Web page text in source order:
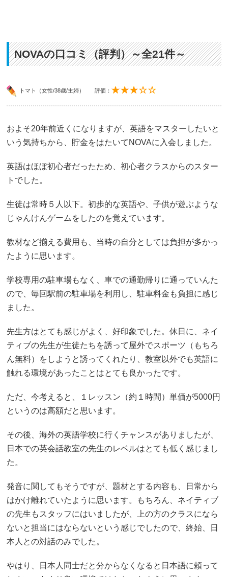
NOVAの口コミ（評判）～全21件～
トマト（女性/38歳/主婦） 評価：
およそ20年前近くになりますが、英語をマスターしたいと
いう気持ちから、貯金をはたいてNOVAに入会しました。
英語はほぼ初心者だったため、初心者クラスからのスター
トでした。
生徒は常時５人以下。初歩的な英語や、子供が遊ぶような
じゃんけんゲームをしたのを覚えています。
教材など揃える費用も、当時の自分としては負担が多かっ
たように思います。
学校専用の駐車場もなく、車での通勤帰りに通っていんた
ので、毎回駅前の駐車場を利用し、駐車料金も負担に感じ
ました。
先生方はとても感じがよく、好印象でした。休日に、ネイ
ティブの先生が生徒たちを誘って屋外でスポーツ（もちろ
ん無料）をしようと誘ってくれたり、教室以外でも英語に
触れる環境があったことはとても良かったです。
ただ、今考えると、１レッスン（約１時間）単価が5000円
というのは高額だと思います。
その後、海外の英語学校に行くチャンスがありましたが、
日本での英会話教室の先生のレベルはとても低く感じまし
た。
発音に関してもそうですが、題材とする内容も、日常から
はかけ離れていたように思います。もちろん、ネイティブ
の先生もスタッフにはいましたが、上の方のクラスになら
ないと担当にはならないという感じでしたので、終始、日
本人との対話のみでした。
やはり、日本人同士だと分からなくなると日本語に頼って